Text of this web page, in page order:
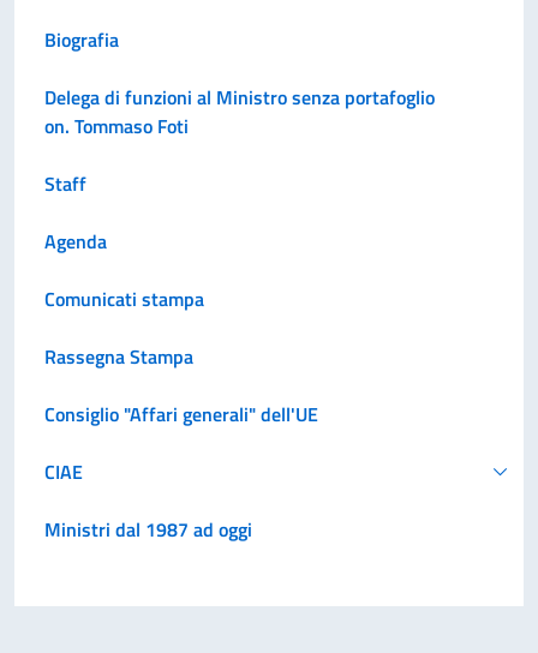
Biografia
Delega di funzioni al Ministro senza portafoglio
on. Tommaso Foti
Staff
Agenda
Comunicati stampa
Rassegna Stampa
Consiglio "Affari generali" dell'UE
CIAE
Ministri dal 1987 ad oggi